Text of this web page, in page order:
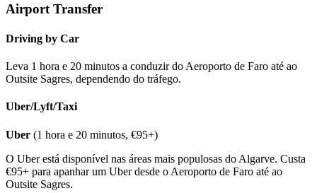
Airport Transfer
Driving by Car
Leva 1 hora e 20 minutos a conduzir do Aeroporto de Faro até ao
Outsite Sagres, dependendo do tráfego.
Uber/Lyft/Taxi
Uber (1 hora e 20 minutos, €95+)
O Uber está disponível nas áreas mais populosas do Algarve. Custa
€95+ para apanhar um Uber desde o Aeroporto de Faro até ao
Outsite Sagres.